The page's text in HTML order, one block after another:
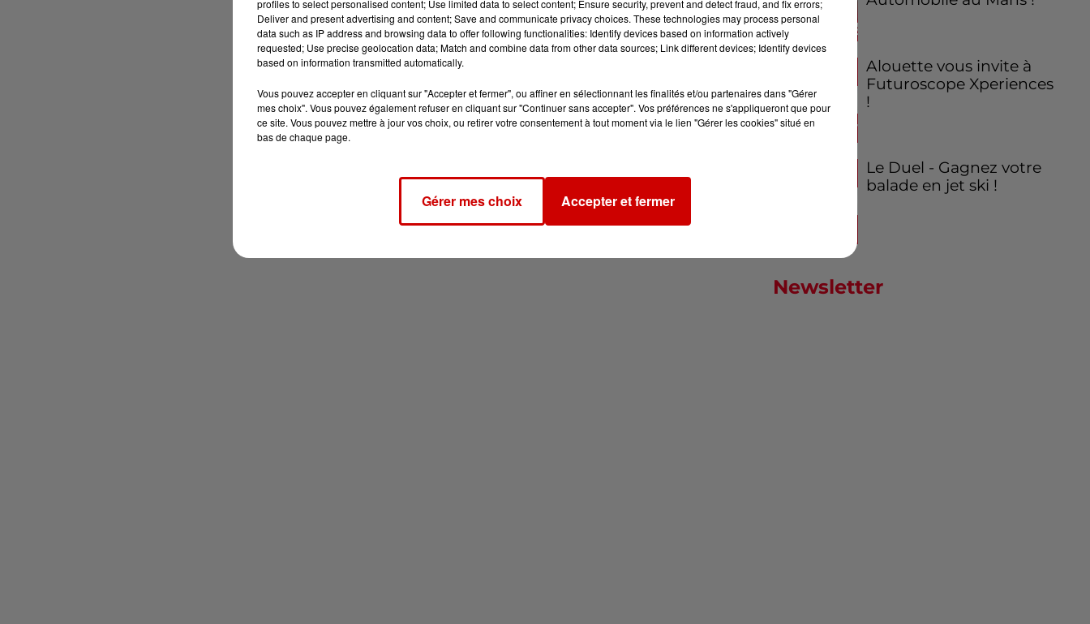
Alouette vous invite à
Futuroscope Xperiences
!
Le Duel - Gagnez votre
balade en jet ski !
Newsletter
profiles to select personalised content; Use limited data to select content; Ensure security, prevent and detect fraud, and fix errors;
Deliver and present advertising and content; Save and communicate privacy choices. These technologies may process personal
data such as IP address and browsing data to offer following functionalities: Identify devices based on information actively
requested; Use precise geolocation data; Match and combine data from other data sources; Link different devices; Identify devices
based on information transmitted automatically.
Vous pouvez accepter en cliquant sur "Accepter et fermer", ou affiner en sélectionnant les finalités et/ou partenaires dans "Gérer
mes choix". Vous pouvez également refuser en cliquant sur "Continuer sans accepter". Vos préférences ne s'appliqueront que pour
ce site. Vous pouvez mettre à jour vos choix, ou retirer votre consentement à tout moment via le lien "Gérer les cookies" situé en
bas de chaque page.
Gérer mes choix Accepter et fermer